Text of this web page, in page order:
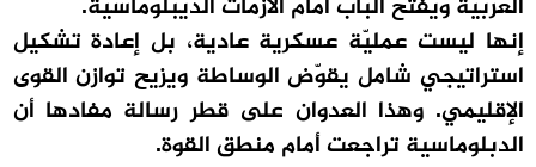
العربية ويفتح الباب أمام الأزمات الديبلوماسية.
إنها ليست عمليّة عسكرية عادية، بل إعادة تشكيل
استراتيجي شامل يقوّض الوساطة ويزيح توازن القوى
الإقليمي. وهذا العدوان على قطر رسالة مفادها أن
الدبلوماسية تراجعت أمام منطق القوة.